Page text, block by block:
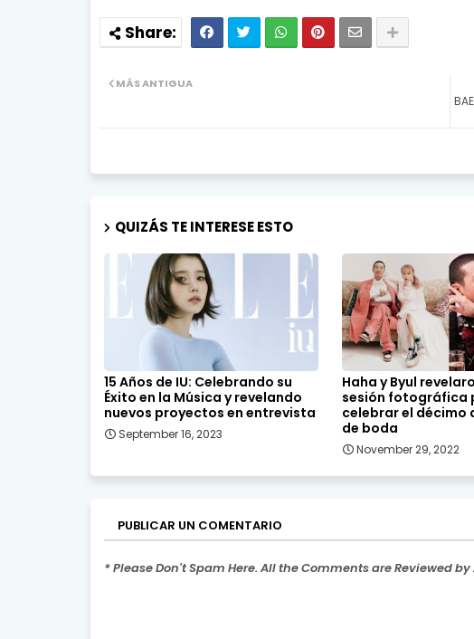
MÁS ANTIGUA
QUIZÁS TE INTERESE ESTO
15 Años de IU: Celebrando su
Éxito en la Música y revelando
nuevos proyectos en entrevista
September 16, 2023
Haha y Byul
sesión fotográfica
celebrar el décimo
de boda
November 29, 2022
PUBLICAR UN COMENTARIO
* Please Don't Spam Here. All the Comments are Reviewed